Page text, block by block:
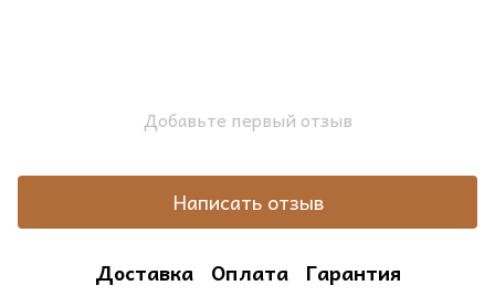
Добавьте первый отзыв
Написать отзыв
Доставка Оплата Гарантия